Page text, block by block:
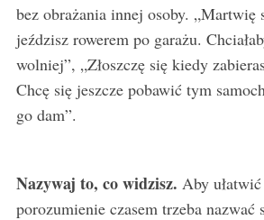
bez obrażania innej osoby. „Martwię
jeździsz rowerem po garażu.
wolniej”, „Złoszczę się kiedy
Chcę się jeszcze pobawić tym
go dam”.
Nazywaj to, co widzisz. Aby
porozumienie czasem trzeba nazwać